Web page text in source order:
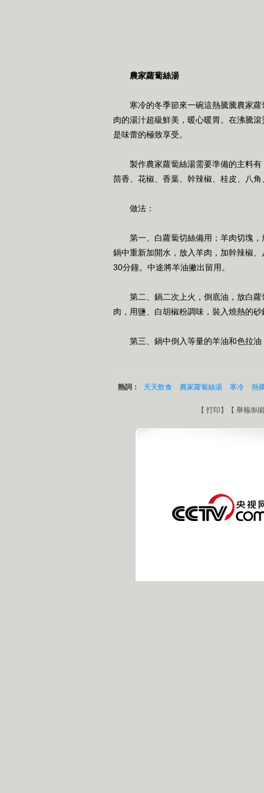
農家蘿蔔絲湯
寒冷的冬季節來一碗這熱騰騰農家
肉的湯汁超級鮮美，暖心暖胃。在沸騰
是味蕾的極致享受。
製作農家蘿蔔絲湯需要準備的主料
茴香、花椒、香葉、幹辣椒、桂皮、八
做法：
第一、白蘿蔔切絲備用；羊肉切塊
鍋中重新加開水，放入羊肉，加幹辣椒
30分鐘。中途將羊油撇出留用。
第二、鍋二次上火，倒底油，放白
肉，用鹽、白胡椒粉調味，裝入燒熱的
第三、鍋中倒入等量的羊油和色拉
熱詞： 天天飲食 農家蘿蔔絲湯 寒冷 熱
【 打印 】【 舉報/糾